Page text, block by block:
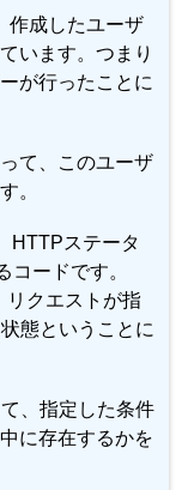
作成したユーザ
います。つまり
が行ったことに
て、このユーザ
。
HTTPステータ
コードです。
リクエストが指
態ということに
、指定した条件
に存在するかを